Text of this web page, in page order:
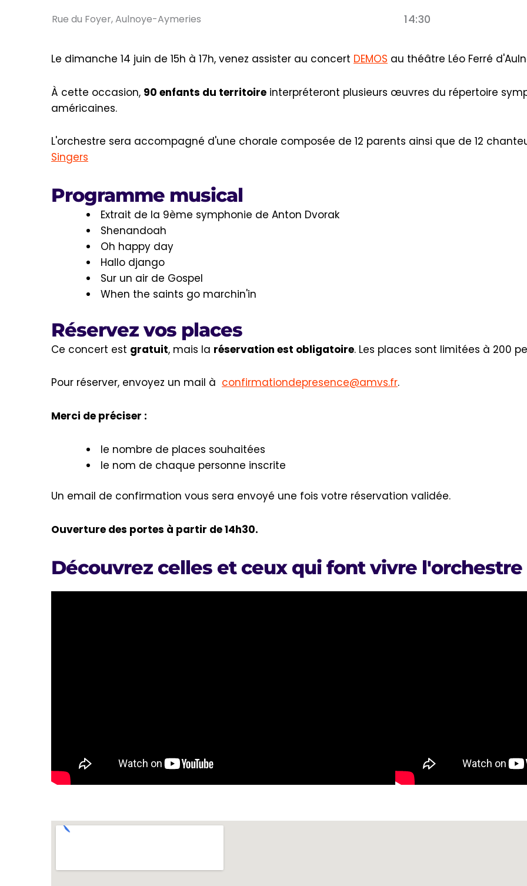
Rue du Foyer, Aulnoye-Aymeries 14:30
Le dimanche 14 juin de 15h à 17h, venez assister au concert DEMOS au théâtre Léo Ferré
À cette occasion, 90 enfants du territoire interpréteront plusieurs œuvres du répertoire
américaines.
L'orchestre sera accompagné d'une chorale composée de 12 parents ainsi que de 12
Singers
Programme musical
Extrait de la 9ème symphonie de Anton Dvorak
Shenandoah
Oh happy day
Hallo django
Sur un air de Gospel
When the saints go marchin'in
Réservez vos places
Ce concert est gratuit, mais la réservation est obligatoire. Les places sont limitées à 200
Pour réserver, envoyez un mail à confirmationdepresence@amvs.fr.
Merci de préciser :
le nombre de places souhaitées
le nom de chaque personne inscrite
Un email de confirmation vous sera envoyé une fois votre réservation validée.
Ouverture des portes à partir de 14h30.
Découvrez celles et ceux qui font vivre l'orchestre